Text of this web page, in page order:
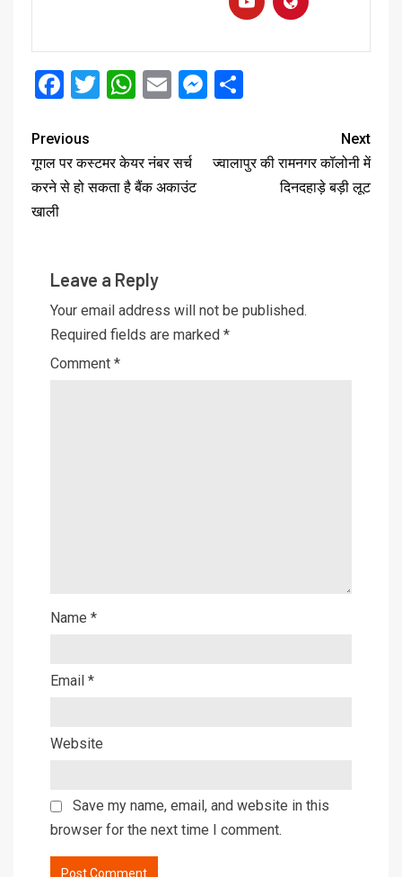
Facebook
Twitter
WhatsApp
EmailMessenger
Previous
गूगल पर कस्टमर केयर नंबर सर्च
करने से हो सकता है बैंक अकाउंट
खाली
Next
ज्वालापुर की रामनगर कॉलोनी में
दिनदहाड़े बड़ी लूट
Leave a Reply
Your email address will not be published.
Required fields are marked *
Comment *
Name *
Email *
Website
Save my name, email, and website in this
browser for the next time I comment.